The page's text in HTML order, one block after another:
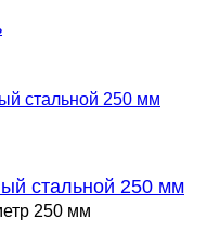
стальной 250 мм
250 мм